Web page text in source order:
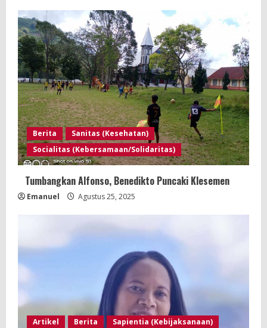
Berita
Sanitas (Kesehatan)
Socialitas (Kebersamaan/Solidaritas)
Tumbangkan Alfonso, Benedikto Puncaki Klesemen
Emanuel Agustus 25, 2025
Artikel Berita
Sapientia (Kebijaksanaan)